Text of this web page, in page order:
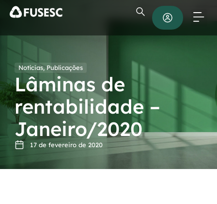
Notícias, Publicações
Lâminas de
rentabilidade –
Janeiro/2020
17 de fevereiro de 2020